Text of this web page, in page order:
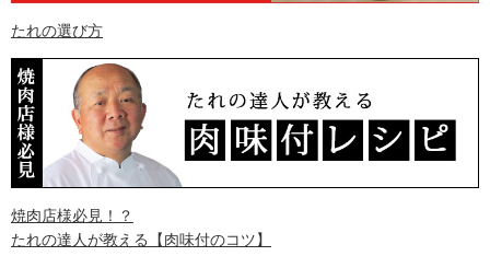
たれの選び方
焼肉店様必見！？
たれの達人が教える
【肉味付のコツ】